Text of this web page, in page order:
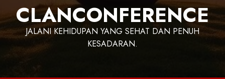
CLANCONFERENCE
JALANI KEHIDUPAN YANG SEHAT DAN PENUH
KESADARAN.